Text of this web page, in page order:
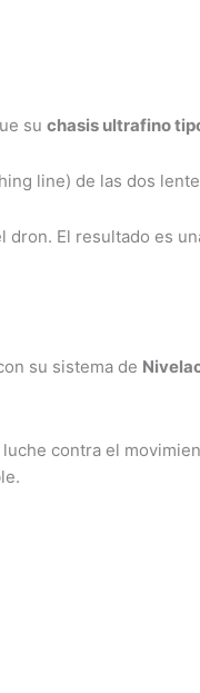
su chasis ultrafino
line) de las dos
dron. El resultado es
su sistema de
contra el